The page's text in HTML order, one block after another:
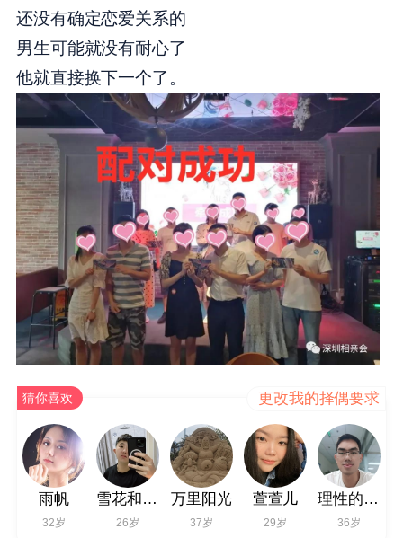
还没有确定恋爱关系的
男生可能就没有耐心了
他就直接换下一个了。
猜你喜欢 更改我的择偶要求
雨帆
32岁
雪花和泪水
26岁
万里阳光
37岁
萱萱儿
29岁
理性的猿人
36岁